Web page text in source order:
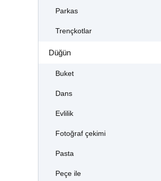
Parkas
Trençkotlar
Düğün
Buket
Dans
Evlilik
Fotoğraf çekimi
Pasta
Peçe ile